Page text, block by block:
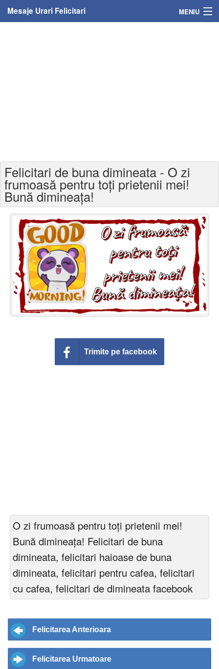
Mesaje Urari Felicitari MENIU
Felicitari varsta
Felicitari zilele anului
Felicitari zile saptamana
Felicitari muzicale
Felicitari muzicale personalizate
Felicitari animate
Invitatii personalizate
Felicitari de buna dimineata - O zi
frumoasă pentru toți prietenii mei!
Bună dimineața!
Trimite pe facebook
O zi frumoasă pentru toți prietenii mei!
Bună dimineața! Felicitari de buna
dimineata, felicitari haioase de buna
dimineata, felicitari pentru cafea, felicitari
cu cafea, felicitari de dimineata facebook
Felicitarea Anterioara
Felicitarea Urmatoare